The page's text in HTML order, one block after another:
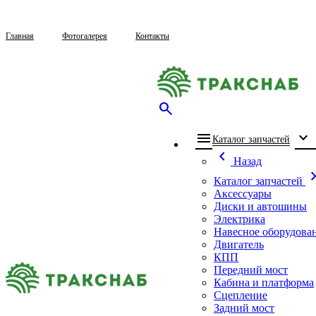
Главная Фотогалерея Контакты
search
menu Каталог запчастей expand_more
chevron_left
Назад
Каталог запчастей
chevron_right
Аксессуары
Диски и автошины
Электрика
Навесное
Двигатель
КПП
Передний мост
Кабина и платформа
Сцепление
Задний мост